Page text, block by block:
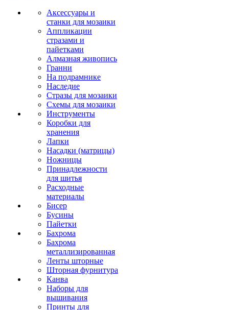
Аксессуары и
станки для мозаики
Аппликации
стразами и
пайетками
Алмазная живопись
Гранни
На подрамнике
Наследие
Стразы для мозаики
Схемы для мозаики
Инструменты
Коробки для
хранения
Лапки
Насадки (матрицы)
Ножницы
Принадлежности
для шитья
Расходные
материалы
Бисер
Бусины
Пайетки
Бахрома
Бахрома
металлизированная
Ленты шторные
Шторная фурнитура
Канва
Наборы для
вышивания
Принты для